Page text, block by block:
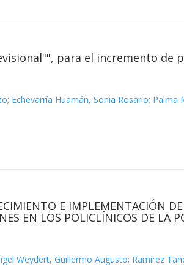
para el incremento de
; Echevarría Huamán, Sonia Rosario; Palma
E IMPLEMENTACIÓN
EN LOS POLICLÍNICOS DE LA
Weydert, Guillermo Augusto; Ramírez